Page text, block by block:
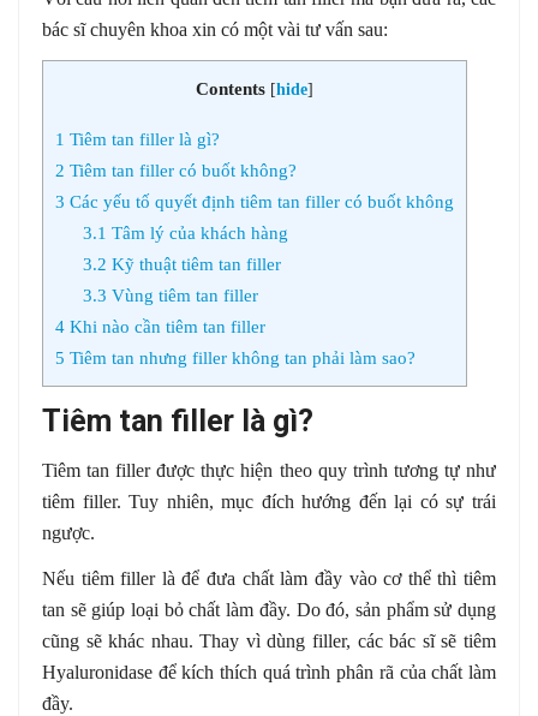
bác sĩ chuyên khoa xin có một vài tư vấn sau:
Contents [hide]
1 Tiêm tan filler là gì?
2 Tiêm tan filler có buốt không?
3 Các yếu tố quyết định tiêm tan filler có buốt không
3.1 Tâm lý của khách hàng
3.2 Kỹ thuật tiêm tan filler
3.3 Vùng tiêm tan filler
4 Khi nào cần tiêm tan filler
5 Tiêm tan nhưng filler không tan phải làm sao?
Tiêm tan filler là gì?
Tiêm tan filler được thực hiện theo quy trình tương tự như
tiêm filler. Tuy nhiên, mục đích hướng đến lại có sự trái
ngược.
Nếu tiêm filler là để đưa chất làm đầy vào cơ thể thì tiêm
tan sẽ giúp loại bỏ chất làm đầy. Do đó, sản phẩm sử dụng
cũng sẽ khác nhau. Thay vì dùng filler, các bác sĩ sẽ tiêm
Hyaluronidase để kích thích quá trình phân rã của chất làm
đầy.